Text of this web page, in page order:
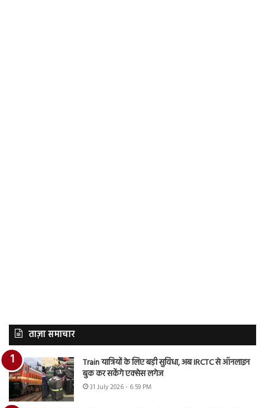
ताज़ा समाचार
Train यात्रियों के लिए बड़ी सुविधा, अब IRCTC से ऑनलाइन
बुक कर सकेंगे एक्सेस लगेज
31 July 2026 - 6:59 PM